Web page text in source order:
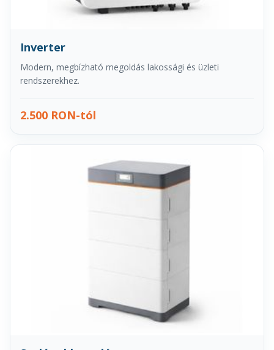
Inverter
Modern, megbízható megoldás lakossági és üzleti
rendszerekhez.
2.500 RON-tól